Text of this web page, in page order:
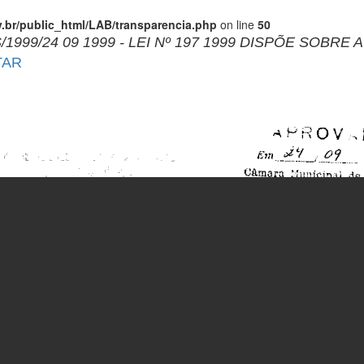
public_html/LAB/transparencia.php on line 50
24 09 1999 - LEI Nº 197 1999 DISPÕE SOBRE